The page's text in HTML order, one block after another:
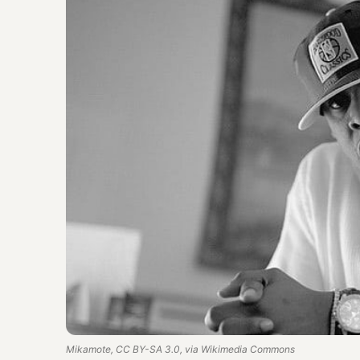
Mikamote, CC BY-SA 3.0, via Wikimedia Commons